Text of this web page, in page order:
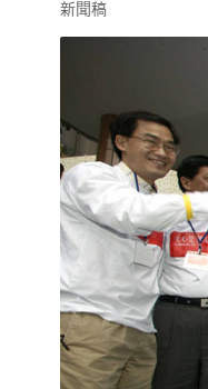
新聞稿